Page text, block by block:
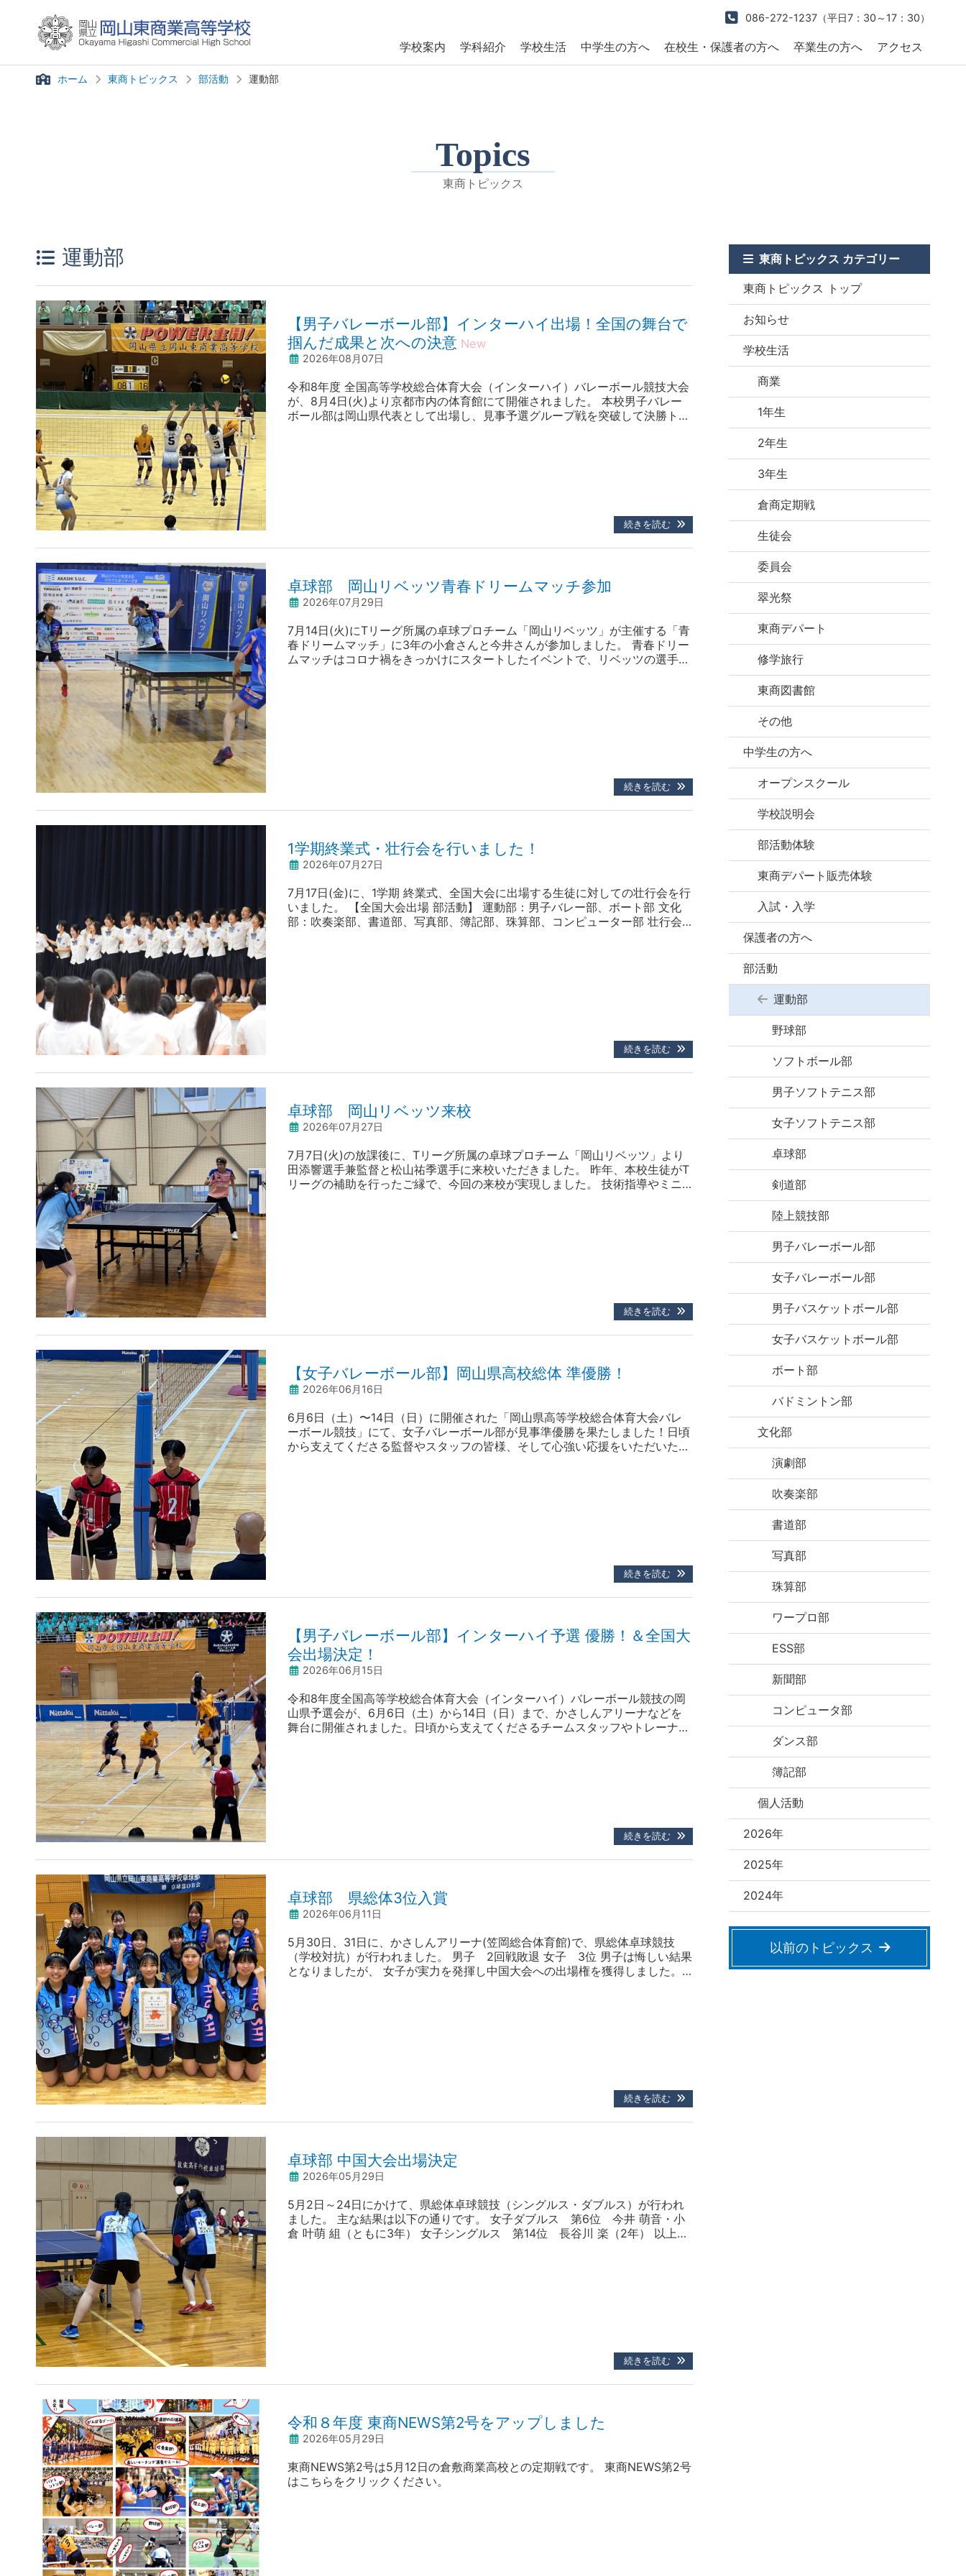
086-272-1237 （平日7：30～17：30）
学校案内 学科紹介 学校生活 中学生の方へ 在校生・保護者の方へ 卒業生の方へ アクセス
ホーム 東商トピックス 部活動 運動部
Topics
東商トピックス
運動部
【男子バレーボール部】インターハイ出場！全国の舞台で
掴んだ成果と次への決意 New
2026年08月07日
令和8年度 全国高等学校総合体育大会（インターハイ）バレーボール競技大会
が、8月4日(火)より京都市内の体育館にて開催されました。 本校男子バレー
ボール部は岡山県代表として出場し、見事予選グループ戦を突破して決勝トー
続きを読む
卓球部 岡山リベッツ青春ドリームマッチ参加
2026年07月29日
7月14日(火)にTリーグ所属の卓球プロチーム「岡山リベッツ」が主催する「青
春ドリームマッチ」に3年の小倉さんと今井さんが参加しました。 青春ドリー
ムマッチはコロナ禍をきっかけにスタートしたイベントで、リベッツの選手に
続きを読む
1学期終業式・壮行会を行いました！
2026年07月27日
7月17日(金)に、1学期 終業式、全国大会に出場する生徒に対しての壮行会を行
いました。 【全国大会出場 部活動】 運動部：男子バレー部、ボート部 文化
部：吹奏楽部、書道部、写真部、簿記部、珠算部、コンピューター部 壮行会
続きを読む
卓球部 岡山リベッツ来校
2026年07月27日
7月7日(火)の放課後に、Tリーグ所属の卓球プロチーム「岡山リベッツ」より
田添響選手兼監督と松山祐季選手に来校いただきました。 昨年、本校生徒がT
リーグの補助を行ったご縁で、今回の来校が実現しました。 技術指導やミニ
続きを読む
【女子バレーボール部】岡山県高校総体 準優勝！
2026年06月16日
6月6日（土）〜14日（日）に開催された「岡山県高等学校総合体育大会バレ
ーボール競技」にて、女子バレーボール部が見事準優勝を果たしました！日頃
から支えてくださる監督やスタッフの皆様、そして心強い応援をいただいた
続きを読む
【男子バレーボール部】インターハイ予選 優勝！＆全国大
会出場決定！
2026年06月15日
令和8年度全国高等学校総合体育大会（インターハイ）バレーボール競技の岡
山県予選会が、6月6日（土）から14日（日）まで、かさしんアリーナなどを
舞台に開催されました。日頃から支えてくださるチームスタッフやトレーナー
続きを読む
卓球部 県総体3位入賞
2026年06月11日
5月30日、31日に、かさしんアリーナ(笠岡総合体育館)で、県総体卓球競技
（学校対抗）が行われました。 男子 2回戦敗退 女子 3位 男子は悔しい結果
となりましたが、 女子が実力を発揮し中国大会への出場権を獲得しました。
続きを読む
卓球部 中国大会出場決定
2026年05月29日
5月2日～24日にかけて、県総体卓球競技（シングルス・ダブルス）が行われ
ました。 主な結果は以下の通りです。 女子ダブルス 第6位 今井 萌音・小
倉 叶萌 組（ともに3年） 女子シングルス 第14位 長谷川 楽（2年） 以上の
続きを読む
令和８年度 東商NEWS第2号をアップしました
2026年05月29日
東商NEWS第2号は5月12日の倉敷商業高校との定期戦です。 東商NEWS第2号
はこちらをクリックください。
東商トピックス カテゴリー
東商トピックス トップ
お知らせ
学校生活
商業
1年生
2年生
3年生
倉商定期戦
生徒会
委員会
翠光祭
東商デパート
修学旅行
東商図書館
その他
中学生の方へ
オープンスクール
学校説明会
部活動体験
東商デパート販売体験
入試・入学
保護者の方へ
部活動
運動部
野球部
ソフトボール部
男子ソフトテニス部
女子ソフトテニス部
卓球部
剣道部
陸上競技部
男子バレーボール部
女子バレーボール部
男子バスケットボール部
女子バスケットボール部
ボート部
バドミントン部
文化部
演劇部
吹奏楽部
書道部
写真部
珠算部
ワープロ部
ESS部
新聞部
コンピュータ部
ダンス部
簿記部
個人活動
2026年
2025年
2024年
以前のトピックス